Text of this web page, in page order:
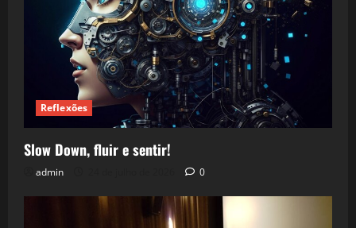
Reflexões
Slow Down, fluir e sentir!
admin 0